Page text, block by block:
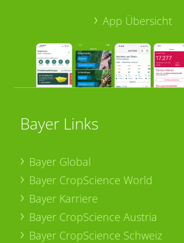
App Übersicht
Bayer Links
Bayer Global
Bayer CropScience World
Bayer Karriere
Bayer CropScience Austria
Bayer CropScience Schweiz